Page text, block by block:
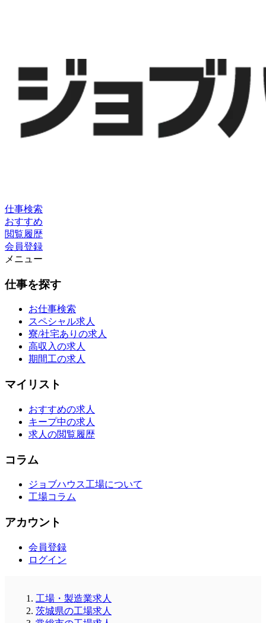
仕事検索
おすすめ
閲覧履歴
会員登録
メニュー
仕事を探す
お仕事検索
スペシャル求人
寮/社宅ありの求人
高収入の求人
期間工の求人
マイリスト
おすすめの求人
キープ中の求人
求人の閲覧履歴
コラム
ジョブハウス工場について
工場コラム
アカウント
会員登録
ログイン
工場・製造業求人
茨城県の工場求人